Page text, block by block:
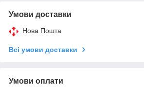
Умови доставки
Нова Пошта
Всі умови доставки
Умови оплати